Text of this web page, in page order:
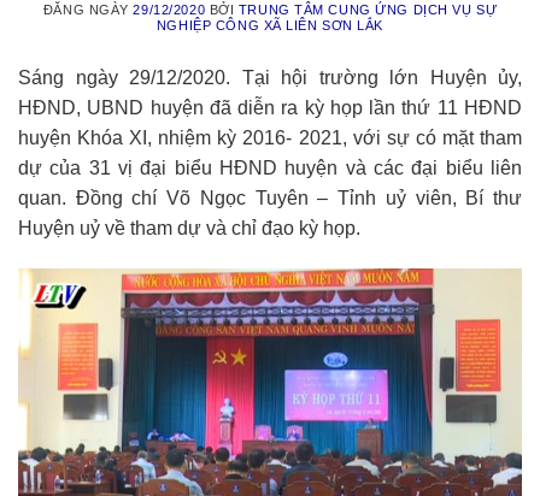
ĐĂNG NGÀY29/12/2020 BỞI TRUNG TÂM CUNG ỨNG DỊCH VỤ SỰ
NGHIỆP CÔNG XÃ LIÊN SƠN LẮK
Sáng ngày 29/12/2020. Tại hội trường lớn Huyện ủy,
HĐND, UBND huyện đã diễn ra kỳ họp lần thứ 11 HĐND
huyện Khóa XI, nhiệm kỳ 2016- 2021, với sự có mặt tham
dự của 31 vị đại biểu HĐND huyện và các đại biểu liên
quan. Đồng chí Võ Ngọc Tuyên – Tỉnh uỷ viên, Bí thư
Huyện uỷ về tham dự và chỉ đạo kỳ họp.